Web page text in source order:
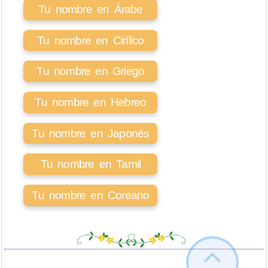
Tu nombre en Árabe
Tu nombre en Cirílico
Tu nombre en Griego
Tu nombre en Hebreo
Tu nombre en Japonés
Tu nombre en Tamil
Tu nombre en Coreano